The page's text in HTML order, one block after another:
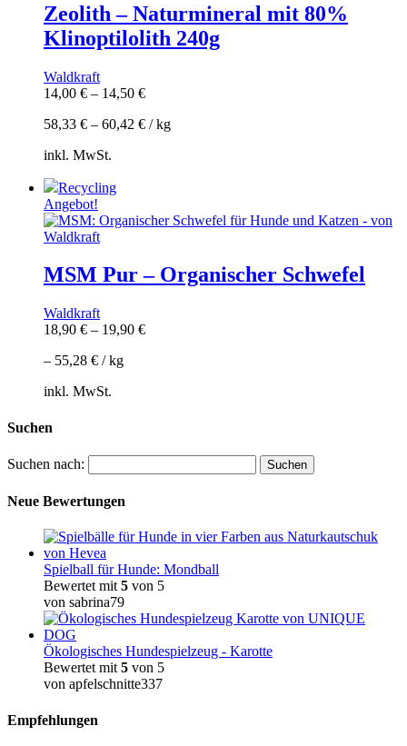
Zeolith – Naturmineral mit 80%
Klinoptilolith 240g
Waldkraft
14,00 € – 14,50 €
58,33 € – 60,42 € /kg
inkl. MwSt.
Recycling
Angebot!
MSM Pur – Organischer Schwefel
Waldkraft
18,90 € – 19,90 €
– 55,28 € /kg
inkl. MwSt.
Suchen
Suchen nach:
Neue Bewertungen
Spielball für Hunde: Mondball
Bewertet mit 5 von 5
von sabrina79
Ökologisches Hundespielzeug - Karotte
Bewertet mit 5 von 5
von apfelschnitte337
Empfehlungen